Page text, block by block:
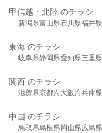
甲信越・北陸 のチラシ
新潟県富山県石川県福井県
東海 のチラシ
岐阜県静岡県愛知県三重県
関西 のチラシ
滋賀県京都府大阪府兵庫県
中国 のチラシ
鳥取県島根県岡山県広島県